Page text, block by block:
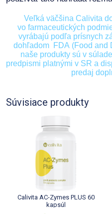
Veľká väčšina Calivita
vo farmaceutických
vyrábajú podľa prísnych
dohľadom FDA (Food and
naše produkty sú v
predpismi platnými v SR a
predaj
Súvisiace produkty
Calivita AC-Zymes PLUS 60
kapsúl